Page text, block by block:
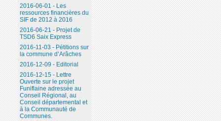
2016-06-01 - Les
ressources financières du
SIF de 2012 à 2016
2016-06-21 - Projet de
TSD6 Saix Express
2016-11-03 - Pétitions sur
la commune d’Arâches
2016-12-09 - Editorial
2016-12-15 - Lettre
Ouverte sur le projet
Funiflaine adressée au
Conseil Régional, au
Conseil départemental et
à la Communauté de
Communes.